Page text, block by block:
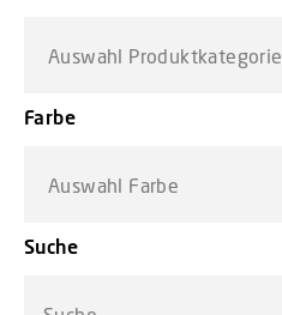
Auswahl Produktkategorie
Farbe
Auswahl Farbe
Suche